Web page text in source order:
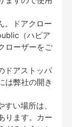
。ドアクロー
（ハピア
ローザーをご
ドアストッパ
は弊社の開き
い場所は、
ります。カー